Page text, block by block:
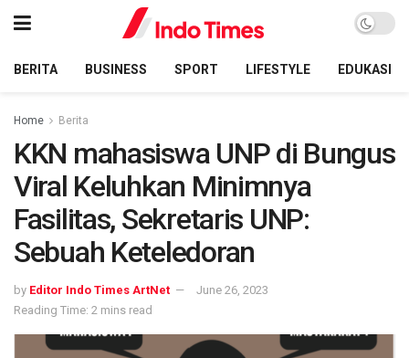
BERITA BUSINESS SPORT LIFESTYLE EDUKASI
Home Berita
KKN mahasiswa UNP di Bungus
Viral Keluhkan Minimnya
Fasilitas, Sekretaris UNP:
Sebuah Keteledoran
by Editor Indo Times ArtNet
June 26, 2023
Reading Time: 2 mins read